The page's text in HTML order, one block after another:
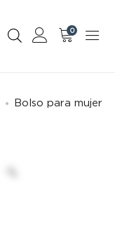
0
Bolso para mujer